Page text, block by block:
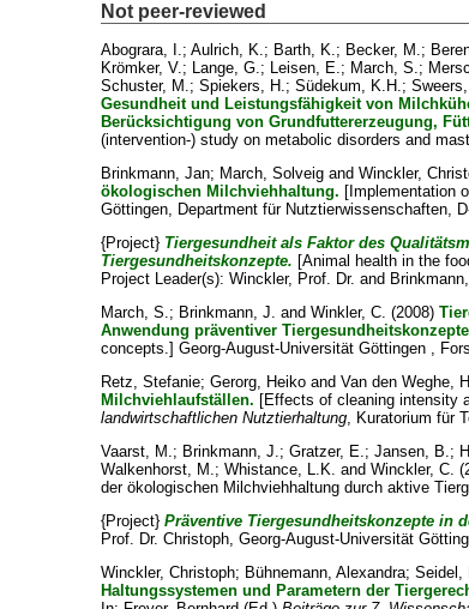
Not peer-reviewed
Abograra, I. ; Aulrich, K. ; Barth, K. ; Becker, M. ;
Krömker, V. ; Lange, G. ; Leisen, E. ; March, S. ;
Schuster, M. ; Spiekers, H. ; Südekum, K.H. ; Sweers,
Gesundheit und Leistungsfähigkeit von
Berücksichtigung von Grundfuttererzeugung,
(intervention-) study on metabolic disorders and
Brinkmann, Jan; March, Solveigand Winckler,
ökologischen Milchviehhaltung. [Implementation
Göttingen, Department für Nutztierwissenschaften,
{Project} Tiergesundheit als Faktor des
Tiergesundheitskonzepte. [Animal health in the
Project Leader(s): Winckler, Prof. Dr. and
March, S. ; Brinkmann, J. and Winkler, C. (2008)
Anwendung präventiver
concepts.] Georg-August-Universität Göttingen ,
Retz, Stefanie; Gerorg, Heikoand Van den Weghe,
Milchviehlaufställen. [Effects of cleaning intensity
landwirtschaftlichen Nutztierhaltung, Kuratorium für
Vaarst, M. ; Brinkmann, J. ; Gratzer, E. ; Jansen, B. ;
Walkenhorst, M. ; Whistance, L.K. and Winckler, C.
der ökologischen Milchviehhaltung durch aktive
{Project} Präventive Tiergesundheitskonzepte in
Prof. Dr. Christoph, Georg-August-Universität
Winckler, Christoph; Bühnemann, Alexandra; Seidel,
Haltungssystemen und Parametern der